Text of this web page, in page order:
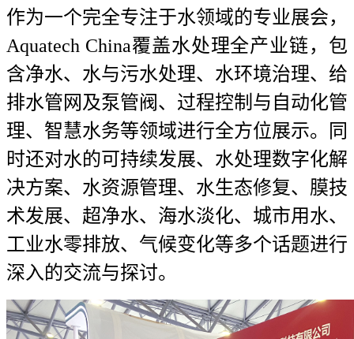
作为一个完全专注于水领域的专业展会，
Aquatech China覆盖水处理全产业链，包
含净水、水与污水处理、水环境治理、给
排水管网及泵管阀、过程控制与自动化管
理、智慧水务等领域进行全方位展示。同
时还对水的可持续发展、水处理数字化解
决方案、水资源管理、水生态修复、膜技
术发展、超净水、海水淡化、城市用水、
工业水零排放、气候变化等多个话题进行
深入的交流与探讨。